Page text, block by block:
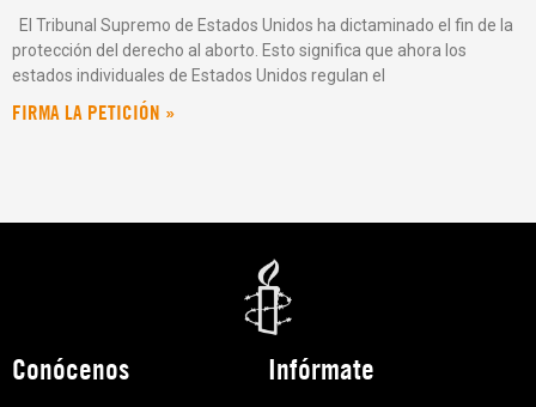
El Tribunal Supremo de Estados Unidos ha dictaminado el fin de la
protección del derecho al aborto. Esto significa que ahora los
estados individuales de Estados Unidos regulan el
FIRMA LA PETICIÓN »
Conócenos Infórmate